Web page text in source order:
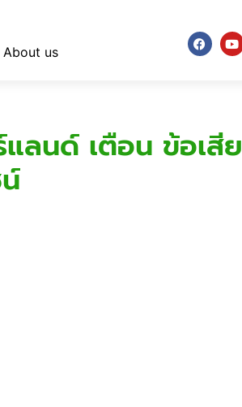
About us
แลนด์ เตือน ข้อเสีย